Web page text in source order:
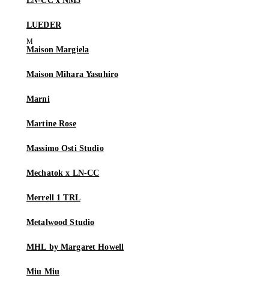
LUEDER
Maison Margiela
Maison Mihara Yasuhiro
Marni
Martine Rose
Massimo Osti Studio
Mechatok x LN-CC
Merrell 1 TRL
Metalwood Studio
MHL by Margaret Howell
Miu Miu